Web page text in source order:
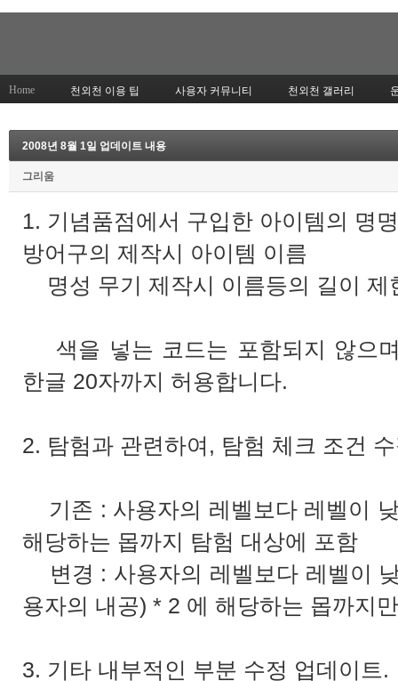
Home 천외천 이용 팁 사용자 커뮤니티 천외천 갤러리
2008년 8월 1일 업데이트 내용
그리움
1. 기념품점에서 구입한 아이템의 명
방어구의 제작시 아이템 이름
명성 무기 제작시 이름등의 길이 제
색을 넣는 코드는 포함되지 않으
한글 20자까지 허용합니다.
2. 탐험과 관련하여, 탐험 체크 조건
기존 : 사용자의 레벨보다 레벨이
해당하는 몹까지 탐험 대상에 포함
변경 : 사용자의 레벨보다 레벨이
용자의 내공) * 2 에 해당하는 몹까지
3. 기타 내부적인 부분 수정 업데이트.